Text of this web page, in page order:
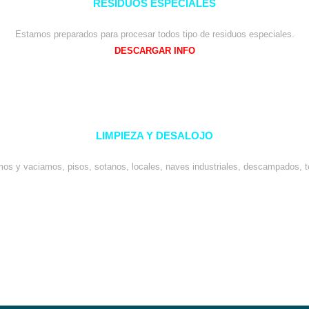
RESIDUOS ESPECIALES
Estamos preparados para procesar todos tipo de residuos especiales.
DESCARGAR INFO
LIMPIEZA Y DESALOJO
y vaciamos, pisos, sotanos, locales, naves industriales, descampados,